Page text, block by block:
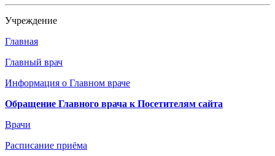
Учреждение
Главная
Главный врач
Информация о Главном враче
Обращение Главного врача к Посетителям сайта
Врачи
Расписание приёма